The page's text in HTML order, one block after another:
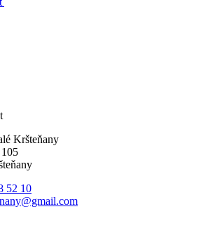
Kršteňany
52 10